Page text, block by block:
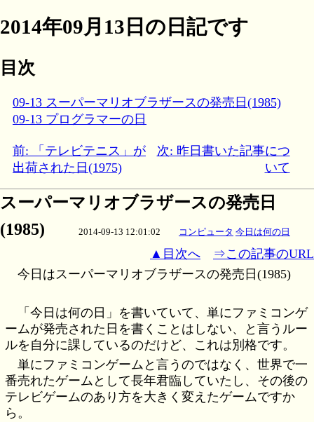
2014年09月13日の日記です
目次
09-13 スーパーマリオブラザースの発売日(1985)
09-13 プログラマーの日
前: 「テレビテニス」が
出荷された日(1975)
次: 昨日書いた記事につ
いて
スーパーマリオブラザースの発売日
(1985)
2014-09-13 12:01:02 コンピュータ 今日は何の日
▲目次へ
⇒この記事のURL
今日はスーパーマリオブラザースの発売日(1985)
「今日は何の日」を書いていて、単にファミコンゲ
ームが発売された日を書くことはしない、と言うルー
ルを自分に課しているのだけど、これは別格です。
単にファミコンゲームと言うのではなく、世界で一
番売れたゲームとして長年君臨していたし、その後の
テレビゲームのあり方を大きく変えたゲームですか
ら。